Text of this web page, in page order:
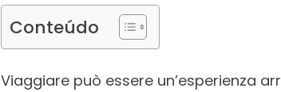
Conteúdo
Viaggiare può essere un’esperienza